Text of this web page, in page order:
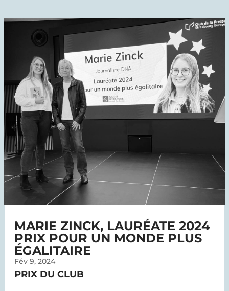
MARIE ZINCK, LAURÉATE 2024
PRIX POUR UN MONDE PLUS
ÉGALITAIRE
Fév 9, 2024
PRIX DU CLUB